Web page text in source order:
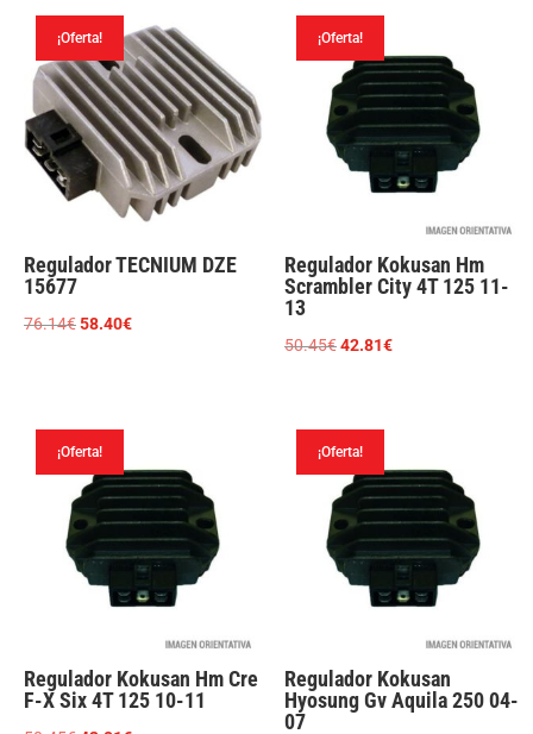
era:
50.45€.
es:
42.81€.
era:
50.45€.42.81€.
¡Oferta!
Regulador TECNIUM DZE
15677
76.14€El
76.14€.
58.40€El
¡Oferta!
Regulador Kokusan Hm
Scrambler City 4T 125 11-
13
50.45€El
50.45€.
42.81€El
42.81€.
¡Oferta!
Regulador Kokusan Hm Cre
F-X Six 4T 125 10-11
¡Oferta!
Regulador Kokusan
Hyosung Gv Aquila 250 04-
07